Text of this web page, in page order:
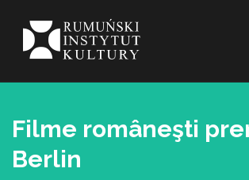
Filme româneşti
Berlin